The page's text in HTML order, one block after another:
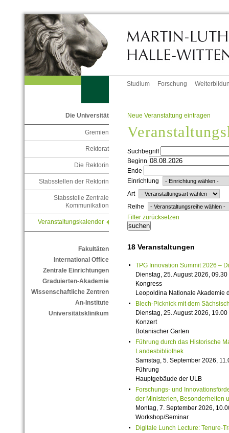
Studium Forschung
Die Universität
Gremien
Rektorat
Die Rektorin
Stabsstellen der Rektorin
Stabsstelle Zentrale
Kommunikation
Veranstaltungskalender
Fakultäten
International Office
Zentrale Einrichtungen
Graduierten-Akademie
Wissenschaftliche Zentren
An-Institute
Universitätsklinikum
Neue Veranstaltung eintragen
Suchbegriff
Beginn
Ende
Einrichtung
Art
Reihe
Filter zurücksetzen
18 Veranstaltungen
TPG Innovation Summit 2026 –
Dienstag, 25. August 2026,
Kongress
Leopoldina Nationale Akademie
Blech-Picknick mit dem
Dienstag, 25. August 2026,
Konzert
Botanischer Garten
Führung durch das Historische
Landesbibliothek
Samstag, 5. September 2026,
Führung
Hauptgebäude der ULB
Forschungs- und
der Ministerien, Besonderheiten
Montag, 7. September 2026,
Workshop/Seminar
Digitale Lunch Lecture: Tenure-